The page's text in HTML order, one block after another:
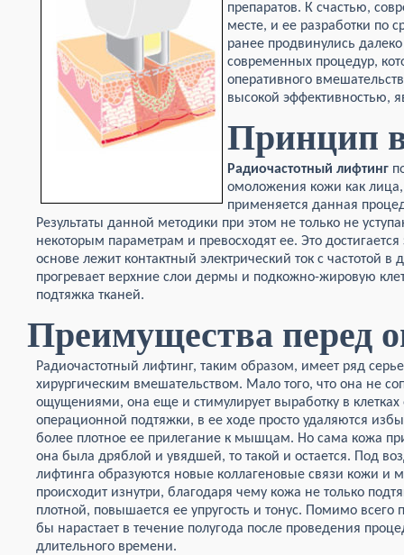
препаратов. К счастью,
месте, и ее разработки по
ранее продвинулись
современных процедур,
оперативного
высокой эффективностью,
Принцип
Радиочастотный лифтинг
омоложения кожи как лица,
применяется данная
Результаты данной методики при этом не только не
некоторым параметрам и превосходят ее. Это
основе лежит контактный электрический ток с частотой
прогревает верхние слои дермы и подкожно-жировую
подтяжка тканей.
Преимущества перед
Радиочастотный лифтинг, таким образом, имеет ряд
хирургическим вмешательством. Мало того, что она не
ощущениями, она еще и стимулирует выработку в клетках
операционной подтяжки, в ее ходе просто удаляются
более плотное ее прилегание к мышцам. Но сама кожа
она была дряблой и увядшей, то такой и остается. Под
лифтинга образуются новые коллагеновые связи кожи и
происходит изнутри, благодаря чему кожа не только
плотной, повышается ее упругость и тонус. Помимо всего
бы нарастает в течение полугода после проведения
длительного времени.